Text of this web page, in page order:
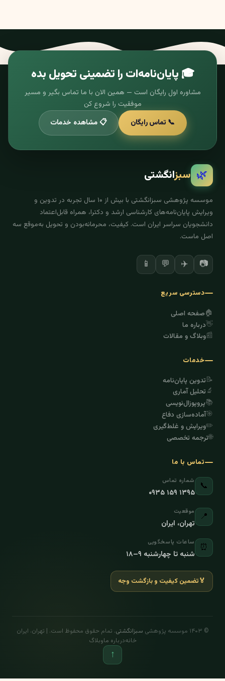
🎓 پایان‌نامه‌ات را تضمینی تحویل بده
مشاوره اول رایگان است — همین الان با ما تماس بگیر و مسیر
موفقیت را شروع کن
📞 تماس رایگان
📋 مشاهده خدمات
🌿 سبزانگشتی
موسسه پژوهشی سبزانگشتی با بیش از ۱۰ سال تجربه در تدوین و
ویرایش پایان‌نامه‌های کارشناسی ارشد و دکترا، همراه قابل‌اعتماد
دانشجویان سراسر ایران است. کیفیت، محرمانه‌بودن و تحویل به‌موقع سه
اصل ماست.
📷
✈️
💬
📱
دسترسی سریع
🏠صفحه اصلی
👋درباره ما
📰وبلاگ و مقالات
خدمات
📝تدوین پایان‌نامه
🔬تحلیل آماری
📚پروپوزال‌نویسی
🎯آماده‌سازی دفاع
✏️ویرایش و غلط‌گیری
🌐ترجمه تخصصی
تماس با ما
📞 شماره تماس
۰۹۳۵ ۱۵۹ ۱۳۹۵
📍 موقعیت
تهران، ایران
⏰ ساعات پاسخگویی
شنبه تا چهارشنبه ۹–۱۸
🏅تضمین کیفیت و بازگشت وجه
© ۱۴۰۳ موسسه پژوهشی سبزانگشتی. تمام حقوق محفوظ است. | تهران، ایران
خانهدرباره ماوبلاگ
↑